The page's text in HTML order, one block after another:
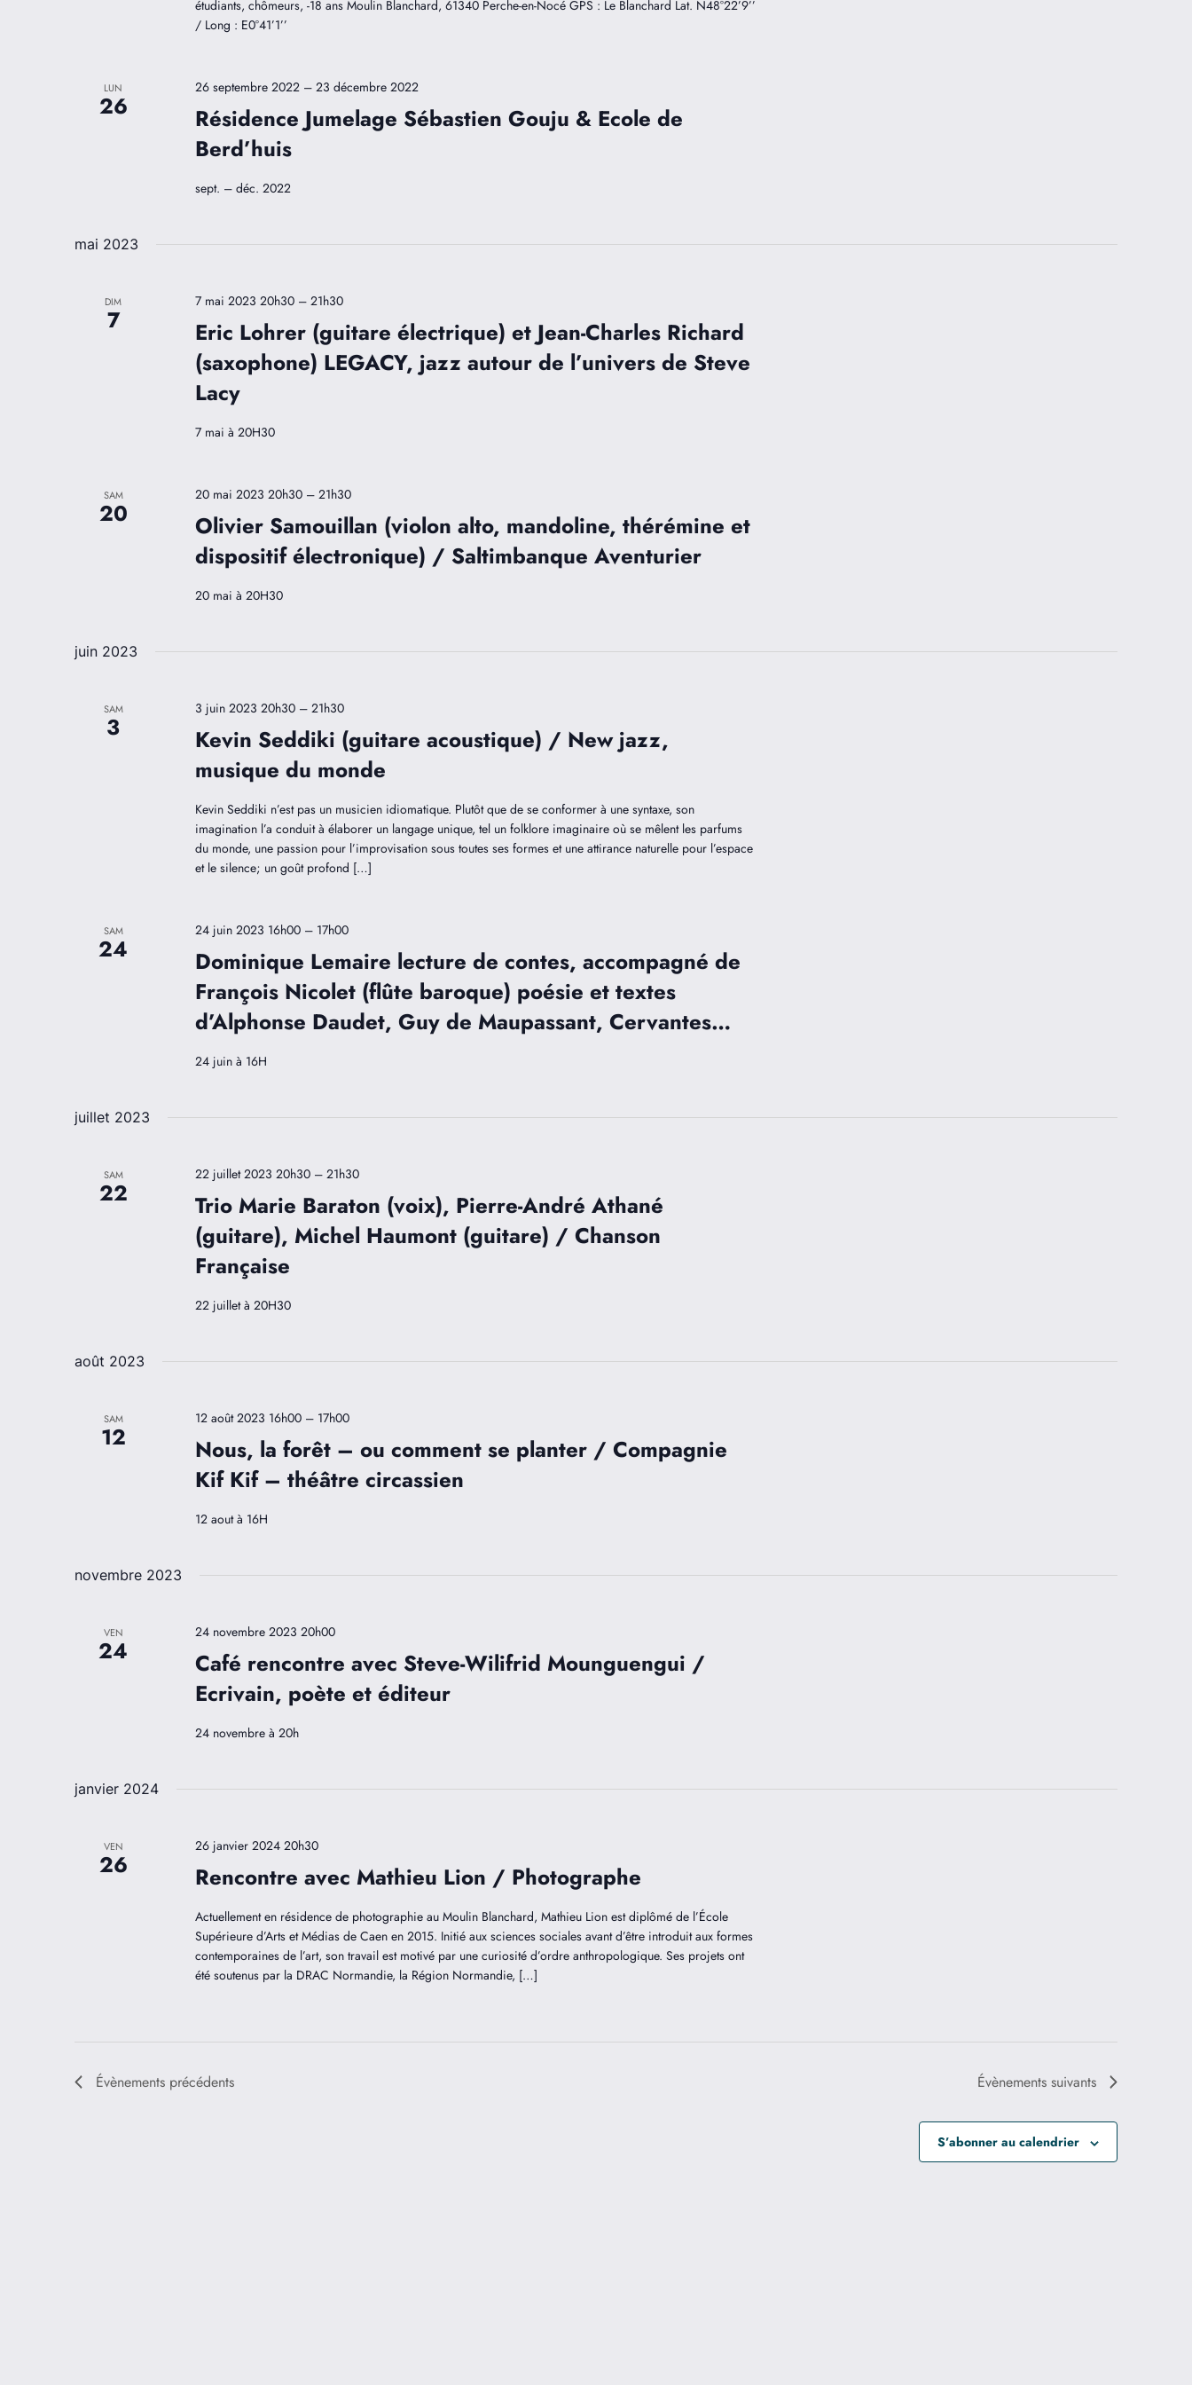
étudiants, chômeurs, -18 ans Moulin Blanchard, 61340 Perche-en-Nocé GPS : Le Blanchard Lat. N48°22’9’’
/ Long : E0°41’1’’
LUN
26
26 septembre 2022– 23 décembre 2022
Résidence Jumelage Sébastien Gouju & Ecole de
Berd’huis
sept. – déc. 2022
mai 2023
DIM
7
7 mai 2023 20h30– 21h30
Eric Lohrer (guitare électrique) et Jean-Charles Richard
(saxophone) LEGACY, jazz autour de l’univers de Steve
Lacy
7 mai à 20H30
SAM
20
20 mai 2023 20h30– 21h30
Olivier Samouillan (violon alto, mandoline, thérémine et
dispositif électronique) / Saltimbanque Aventurier
20 mai à 20H30
juin 2023
SAM
3
3 juin 2023 20h30– 21h30
Kevin Seddiki (guitare acoustique) / New jazz,
musique du monde
Kevin Seddiki n’est pas un musicien idiomatique. Plutôt que de se conformer à une syntaxe, son
imagination l’a conduit à élaborer un langage unique, tel un folklore imaginaire où se mêlent les parfums
du monde, une passion pour l’improvisation sous toutes ses formes et une attirance naturelle pour l’espace
et le silence; un goût profond […]
SAM
24
24 juin 2023 16h00– 17h00
Dominique Lemaire lecture de contes, accompagné de
François Nicolet (flûte baroque) poésie et textes
d’Alphonse Daudet, Guy de Maupassant, Cervantes…
24 juin à 16H
juillet 2023
SAM
22
22 juillet 2023 20h30– 21h30
Trio Marie Baraton (voix), Pierre-André Athané
(guitare), Michel Haumont (guitare) / Chanson
Française
22 juillet à 20H30
août 2023
SAM
12
12 août 2023 16h00– 17h00
Nous, la forêt – ou comment se planter / Compagnie
Kif Kif – théâtre circassien
12 aout à 16H
novembre 2023
VEN
24
24 novembre 2023 20h00
Café rencontre avec Steve-Wilifrid Mounguengui /
Ecrivain, poète et éditeur
24 novembre à 20h
janvier 2024
VEN
26
26 janvier 2024 20h30
Rencontre avec Mathieu Lion / Photographe
Actuellement en résidence de photographie au Moulin Blanchard, Mathieu Lion est diplômé de l’École
Supérieure d’Arts et Médias de Caen en 2015. Initié aux sciences sociales avant d’être introduit aux formes
contemporaines de l’art, son travail est motivé par une curiosité d’ordre anthropologique. Ses projets ont
été soutenus par la DRAC Normandie, la Région Normandie, […]
Évènements précédents Évènements suivants
S’abonner au calendrier